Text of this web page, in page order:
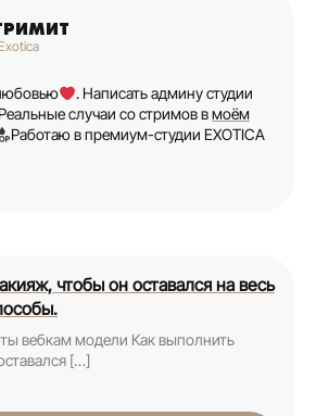
. Написать админу студии
случаи со стримов вмоём
Работаю в премиум-студии EXOTICA
чтобы он оставался на весь
вебкам модели Как выполнить
[…]